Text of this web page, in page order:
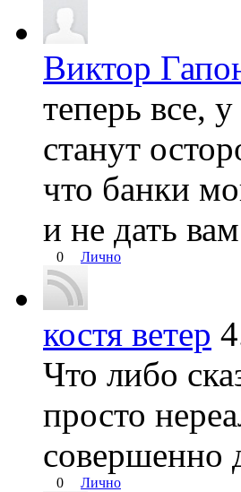
Виктор
теперь все,
станут
что банки
и не дать
0 Лично
костя ветер
Что либо
просто
совершенно
0 Лично